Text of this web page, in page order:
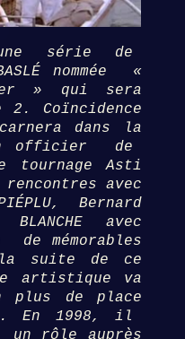
série de
nommée «
» qui sera
2. Coïncidence
dans la
officier de
Asti
avec
Bernard
BLANCHE avec
mémorables
suite de ce
artistique va
plus de place
En 1998, il
rôle auprès